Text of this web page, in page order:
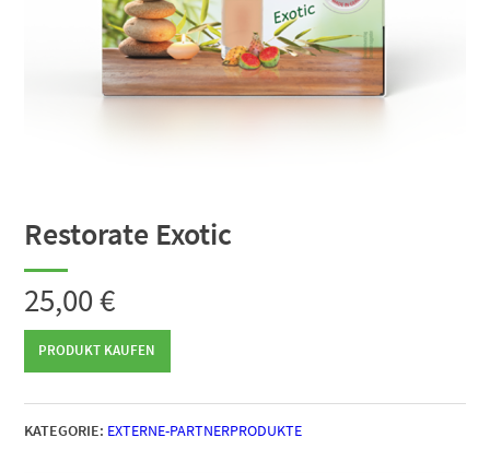
Restorate Exotic
25,00€
PRODUKT KAUFEN
KATEGORIE: EXTERNE-PARTNERPRODUKTE